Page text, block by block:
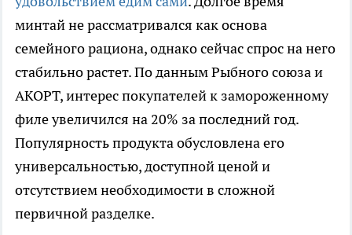
минтай не рассматривался как основа
семейного рациона, однако сейчас спрос на него
стабильно растет. По данным Рыбного союза и
АКОРТ, интерес покупателей к замороженному
филе увеличился на 20% за последний год.
Популярность продукта обусловлена его
универсальностью, доступной ценой и
отсутствием необходимости в сложной
первичной разделке.